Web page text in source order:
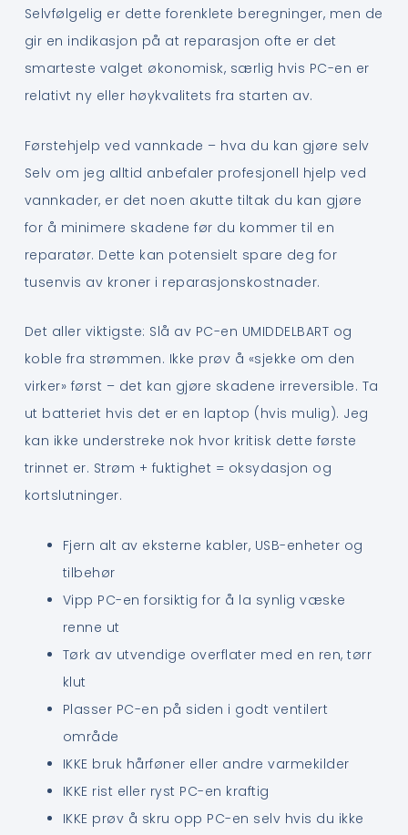
Selvfølgelig er dette forenklete beregninger, men de
gir en indikasjon på at reparasjon ofte er det
smarteste valget økonomisk, særlig hvis PC-en er
relativt ny eller høykvalitets fra starten av.
Førstehjelp ved vannkade – hva du kan gjøre selv
Selv om jeg alltid anbefaler profesjonell hjelp ved
vannkader, er det noen akutte tiltak du kan gjøre
for å minimere skadene før du kommer til en
reparatør. Dette kan potensielt spare deg for
tusenvis av kroner i reparasjonskostnader.
Det aller viktigste: Slå av PC-en UMIDDELBART og
koble fra strømmen. Ikke prøv å «sjekke om den
virker» først – det kan gjøre skadene irreversible. Ta
ut batteriet hvis det er en laptop (hvis mulig). Jeg
kan ikke understreke nok hvor kritisk dette første
trinnet er. Strøm + fuktighet = oksydasjon og
kortslutninger.
Fjern alt av eksterne kabler, USB-enheter og
tilbehør
Vipp PC-en forsiktig for å la synlig væske
renne ut
Tørk av utvendige overflater med en ren, tørr
klut
Plasser PC-en på siden i godt ventilert
område
IKKE bruk hårføner eller andre varmekilder
IKKE rist eller ryst PC-en kraftig
IKKE prøv å skru opp PC-en selv hvis du ikke